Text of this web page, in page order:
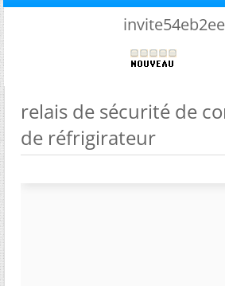
relais de sécurité de
de réfrigirateur